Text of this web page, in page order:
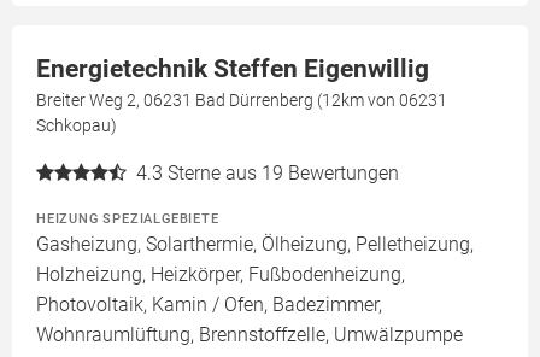
Energietechnik Steffen Eigenwillig
Breiter Weg 2, 06231 Bad Dürrenberg (12km von 06231
Schkopau)
4.3 Sterne aus 19 Bewertungen
HEIZUNG SPEZIALGEBIETE
Gasheizung, Solarthermie, Ölheizung, Pelletheizung,
Holzheizung, Heizkörper, Fußbodenheizung,
Photovoltaik, Kamin / Ofen, Badezimmer,
Wohnraumlüftung, Brennstoffzelle, Umwälzpumpe